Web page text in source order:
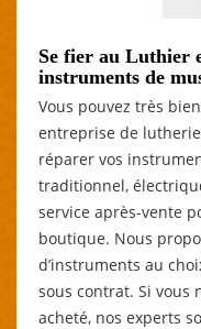
Se fier au Luthier
instruments de
Vous pouvez très
entreprise de
réparer vos
traditionnel,
service après-vente
boutique. Nous
d’instruments au
sous contrat. Si vous
acheté, nos experts